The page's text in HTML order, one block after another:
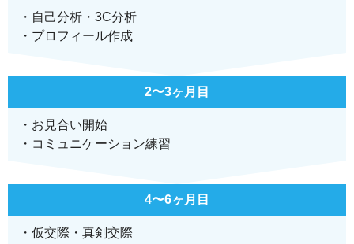
・自己分析・3C分析
・プロフィール作成
2〜3ヶ月目
・お見合い開始
・コミュニケーション練習
4〜6ヶ月目
・仮交際・真剣交際